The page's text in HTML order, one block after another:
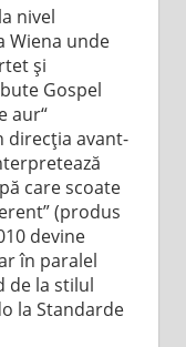
nivel
Wiena unde
şi
Gospel
aur“
direcţia avant-
care scoate
(produs
devine
în paralel
de la stilul
la Standarde